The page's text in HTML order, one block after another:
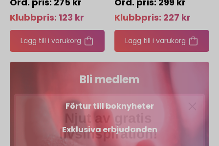
Klubbpris: 123 kr
Lägg till i varukorg
Klubbpris: 227 kr
Lägg till i varukorg
Bli medlem
Förtur till boknyheter
Exklusiva erbjudanden
Njut av gratis
livsinspiration!
Anmäl dig till vårt nyhetsbrev och få en